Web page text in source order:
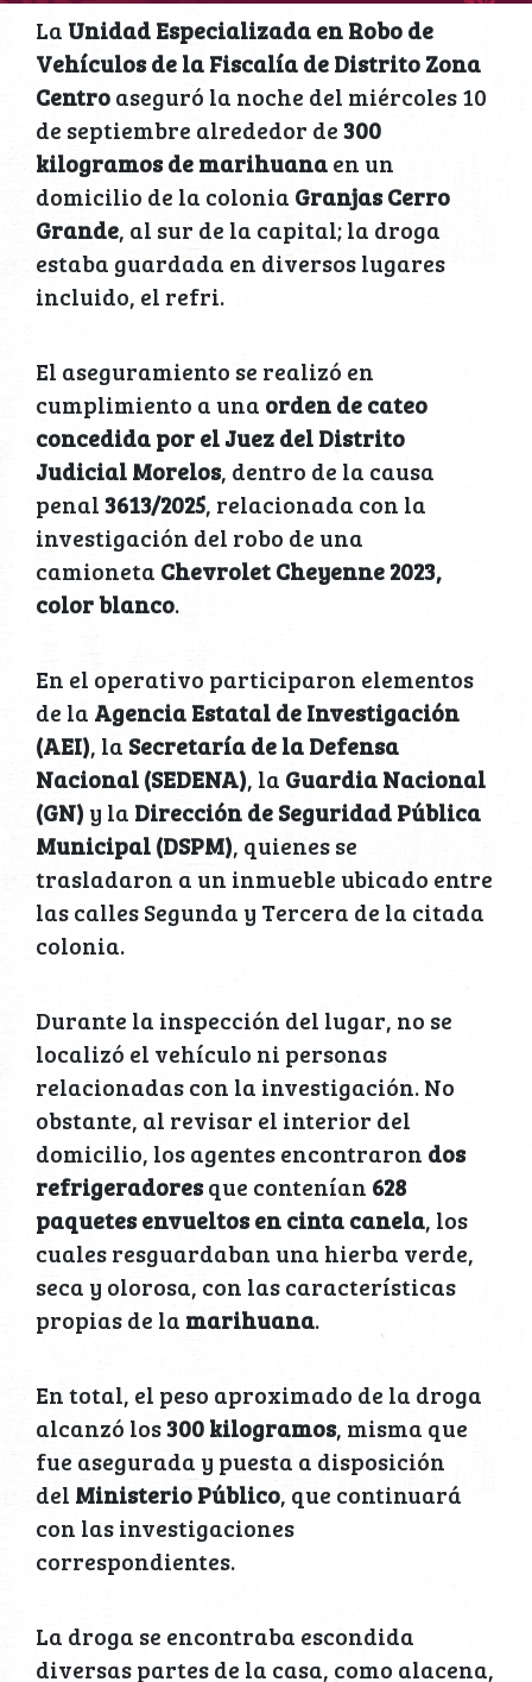
La Unidad Especializada en Robo de
Vehículos de la Fiscalía de Distrito Zona
Centroaseguró la noche del miércoles 10
de septiembre alrededor de300
kilogramos de marihuanaen un
domicilio de la colonia Granjas Cerro
Grande, al sur de la capital; la droga
estaba guardada en diversos lugares
incluido, el refri.
El aseguramiento se realizó en
cumplimiento a una orden de cateo
concedida por el Juez del Distrito
Judicial Morelos, dentro de la causa
penal3613/2025, relacionada con la
investigación del robo de una
camioneta Chevrolet Cheyenne 2023,
color blanco.
En el operativo participaron elementos
de la Agencia Estatal de Investigación
(AEI), la Secretaría de la Defensa
Nacional (SEDENA), la Guardia Nacional
(GN) y la Dirección de Seguridad Pública
Municipal (DSPM), quienes se
trasladaron a un inmueble ubicado entre
las calles Segunda y Tercera de la citada
colonia.
Durante la inspección del lugar, no se
localizó el vehículo ni personas
relacionadas con la investigación. No
obstante, al revisar el interior del
domicilio, los agentes encontraron dos
refrigeradoresque contenían 628
paquetes envueltos en cinta canela, los
cuales resguardaban una hierba verde,
seca y olorosa, con las características
propias de la marihuana.
En total, el peso aproximado de la droga
alcanzó los300 kilogramos, misma que
fue asegurada y puesta a disposición
del Ministerio Público, que continuará
con las investigaciones
correspondientes.
La droga se encontraba escondida
diversas partes de la casa, como alacena,